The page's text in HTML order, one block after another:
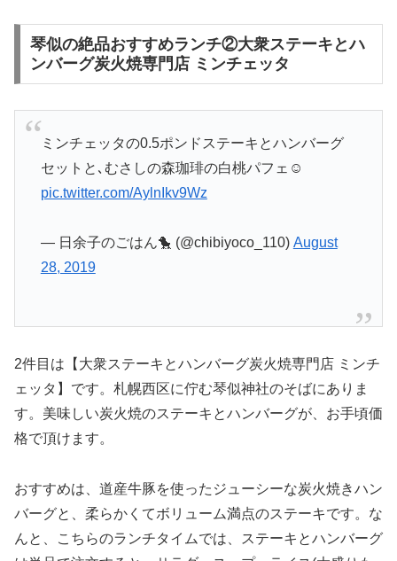
琴似の絶品おすすめランチ②大衆ステーキとハ
ンバーグ炭火焼専門店 ミンチェッタ
ミンチェッタの0.5ポンドステーキとハンバーグ
セットと､むさしの森珈琲の白桃パフェ☺️
pic.twitter.com/AylnIkv9Wz
— 日余子のごはん🐤 (@chibiyoco_110) August
28, 2019
2件目は【大衆ステーキとハンバーグ炭火焼専門店 ミンチ
ェッタ】です。札幌西区に佇む琴似神社のそばにありま
す。美味しい炭火焼のステーキとハンバーグが、お手頃価
格で頂けます。
おすすめは、道産牛豚を使ったジューシーな炭火焼きハン
バーグと、柔らかくてボリューム満点のステーキです。な
んと、こちらのランチタイムでは、ステーキとハンバーグ